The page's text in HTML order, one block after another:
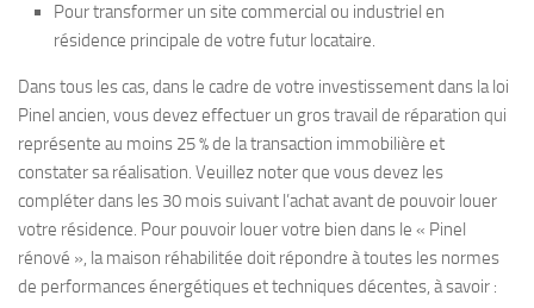
Pour transformer un site commercial ou industriel en
résidence principale de votre futur locataire.
Dans tous les cas, dans le cadre de votre investissement dans la loi
Pinel ancien, vous devez effectuer un gros travail de réparation qui
représente au moins 25 % de la transaction immobilière et
constater sa réalisation. Veuillez noter que vous devez les
compléter dans les 30 mois suivant l’achat avant de pouvoir louer
votre résidence. Pour pouvoir louer votre bien dans le « Pinel
rénové », la maison réhabilitée doit répondre à toutes les normes
de performances énergétiques et techniques décentes, à savoir :